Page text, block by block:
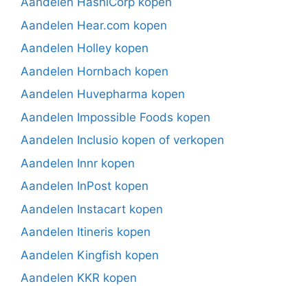
Aandelen Hear.com kopen
Aandelen Holley kopen
Aandelen Hornbach kopen
Aandelen Huvepharma kopen
Aandelen Impossible Foods kopen
Aandelen Inclusio kopen of verkopen
Aandelen Innr kopen
Aandelen InPost kopen
Aandelen Instacart kopen
Aandelen Itineris kopen
Aandelen Kingfish kopen
Aandelen KKR kopen